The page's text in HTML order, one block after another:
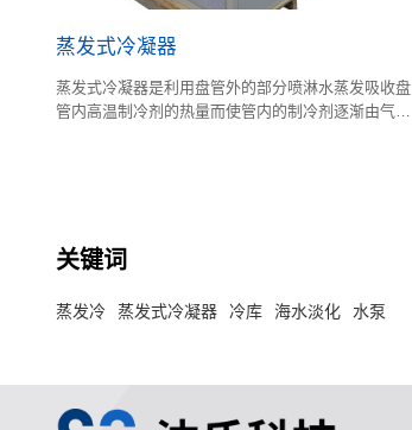
蒸发式冷凝器
蒸发式冷凝器是利用盘管外的部分喷淋水蒸发吸收盘
管内高温制冷剂的热量而使管内的制冷剂逐渐由气态
关键词
蒸发冷 蒸发式冷凝器 冷库 海水淡化 水泵